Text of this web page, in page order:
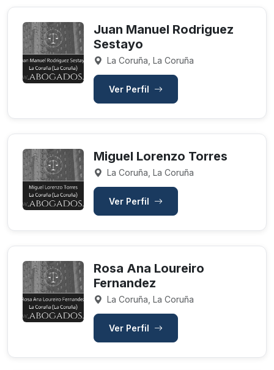
Juan Manuel Rodriguez
Sestayo
La Coruña, La Coruña
Ver Perfil
Miguel Lorenzo Torres
La Coruña, La Coruña
Ver Perfil
Rosa Ana Loureiro
Fernandez
La Coruña, La Coruña
Ver Perfil